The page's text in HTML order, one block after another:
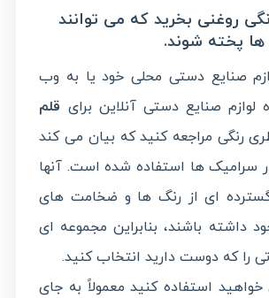
روغنی بخرید که می توانند
پخته شوند.
صنایع دستی محلی خود یا به وب
صنایع دستی آنلاین برای قلم
رنگی مراجعه کنید که بیان می کند
سرامیک ها استفاده شده است. آنها
ای از رنگ ها و ضخامت های
داشته باشند، بنابراین مجموعه ای
را که دوست دارید انتخاب کنید.
استفاده کنید معمولاً به جای